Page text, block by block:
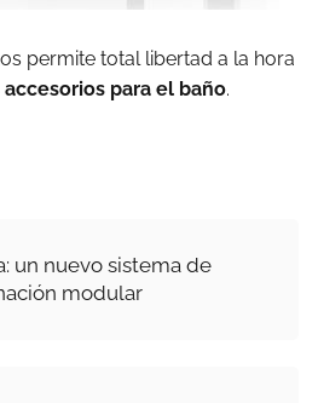
permite total libertad a la hora
accesorios para el baño.
un nuevo sistema de
modular